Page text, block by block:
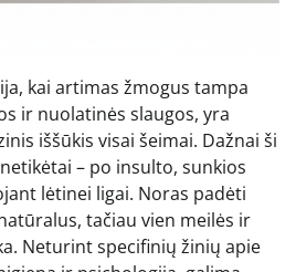
kai artimas žmogus tampa
ir nuolatinės slaugos, yra
iššūkis visai šeimai. Dažnai ši
– po insulto, sunkios
lėtinei ligai. Noras padėti
tačiau vien meilės ir
Neturint specifinių žinių apie